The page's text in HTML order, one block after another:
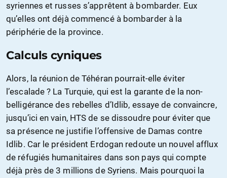
syriennes et russes s’apprêtent à bombarder. Eux
qu’elles ont déjà commencé à bombarder à la
périphérie de la province.
Calculs cyniques
Alors, la réunion de Téhéran pourrait-elle éviter
l’escalade ? La Turquie, qui est la garante de la non-
belligérance des rebelles d’Idlib, essaye de convaincre,
jusqu’ici en vain, HTS de se dissoudre pour éviter que
sa présence ne justifie l’offensive de Damas contre
Idlib. Car le président Erdogan redoute un nouvel afflux
de réfugiés humanitaires dans son pays qui compte
déjà près de 3 millions de Syriens. Mais pourquoi la